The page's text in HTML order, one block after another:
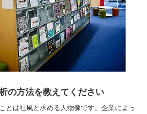
方法を教えてください
とは社風と求める人物像です。企業によっ